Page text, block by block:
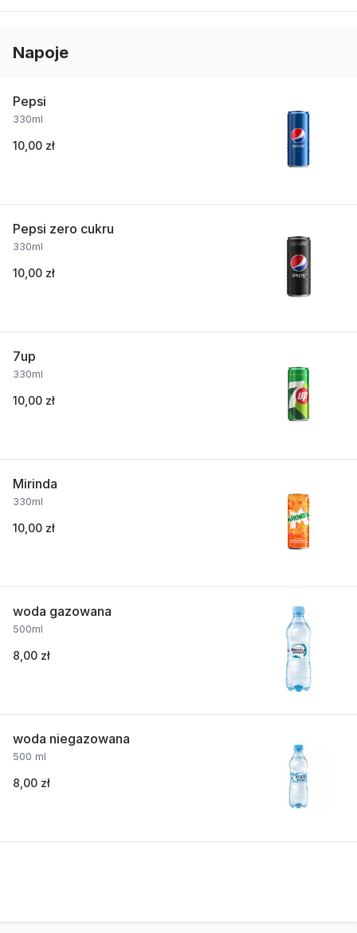
Napoje
Pepsi
330ml
10,00 zł
Pepsi zero cukru
330ml
10,00 zł
7up
330ml
10,00 zł
Mirinda
330ml
10,00 zł
woda gazowana
500ml
8,00 zł
woda niegazowana
500 ml
8,00 zł